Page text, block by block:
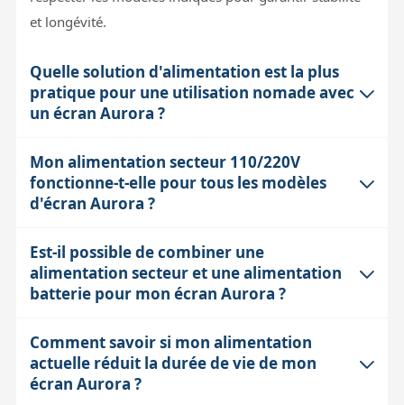
et longévité.
Quelle solution d'alimentation est la plus
pratique pour une utilisation nomade avec
un écran Aurora ?
Pour une utilisation nomade, l'alimentation 3V sur piles
AA (modèle D100) ou l'alimentation 12V avec prise
allume-cigare (modèles D220/D315) sont les plus
mais une grande mobilité, tandis que la prise allume-
cigare permet d'utiliser une alimentation 12V depuis
extérieur sans accès au secteur.
Mon alimentation secteur 110/220V
fonctionne-t-elle pour tous les modèles
d'écran Aurora ?
L'alimentation secteur 110/220V est compatible avec
les modèles D100, D220, D315 et D420, ce qui en fait
une solution polyvalente pour une utilisation à
ce que la prise et la polarité correspondent bien à celles
de l'écran pour éviter tout risque de dommage.
Est-il possible de combiner une
alimentation secteur et une alimentation
batterie pour mon écran Aurora ?
Techniquement, non. L'écran Aurora ne possède pas de
circuit automatique de commutation entre deux
sources d'alimentation. Utiliser simultanément une
Comment savoir si mon alimentation
actuelle réduit la durée de vie de mon
écran Aurora ?